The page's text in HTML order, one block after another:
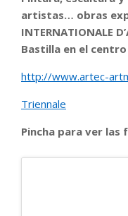
artistas… obras
INTERNATIONALE
Bastilla en el centro
http://www.artec-
Triennale
Pincha para ver las